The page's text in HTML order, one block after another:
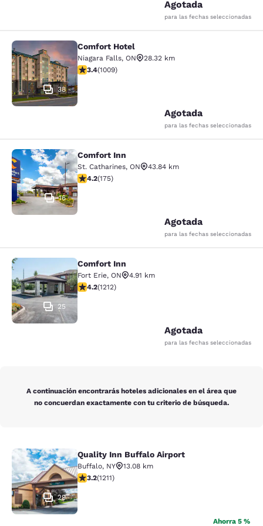
Agotada
para las fechas seleccionadas
Comfort Hotel
38
Comfort Hotel
Niagara Falls, ON
28.32 km
Calificación de 3.4 estrellas. Bueno. 1009 reseñas
3.4(1009)
Agotada
para las fechas seleccionadas
Comfort Inn
16
Comfort Inn
St. Catharines, ON
43.84 km
Calificación de 4.22 estrellas. Excelente. 175 reseñas
4.2(175)
Agotada
para las fechas seleccionadas
Comfort Inn
25
Comfort Inn
Fort Erie, ON
4.91 km
Calificación de 4.16 estrellas. Muy bueno. 1212 reseñas
4.2(1212)
Agotada
para las fechas seleccionadas
A continuación encontrarás hoteles adicionales en el área que
no concuerdan exactamente con tu criterio de búsqueda.
Quality Inn Buffalo Airport
29
Quality Inn Buffalo Airport
Buffalo, NY
13.08 km
Calificación de 3.2 estrellas. Bueno. 1211 reseñas
3.2(1211)
Ahorra 5 %